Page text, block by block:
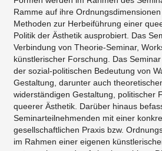
Ramme auf ihre
Methoden zur Herbeiführung einer
Politik der Ästhetik ausprobiert. Das
Verbindung von Theorie-Seminar,
künstlerischer Forschung. Das
der sozial-politischen Bedeutung von
Gestaltung, darunter auch
widerständigen Gestaltung, politischer
queerer Ästhetik. Darüber hinaus
Seminarteilnehmenden mit einer
gesellschaftlichen Praxis bzw.
im Rahmen einer eigenen